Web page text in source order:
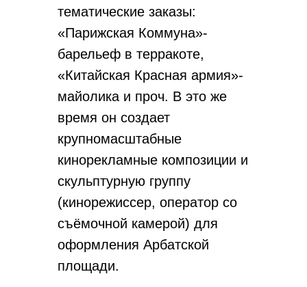
тематические заказы:
«Парижская Коммуна»-
барельеф в терракоте,
«Китайская Красная армия»-
майолика и проч. В это же
время он создает
крупномасштабные
кинорекламные композиции и
скульптурную группу
(кинорежиссер, оператор со
съёмочной камерой) для
оформления Арбатской
площади.